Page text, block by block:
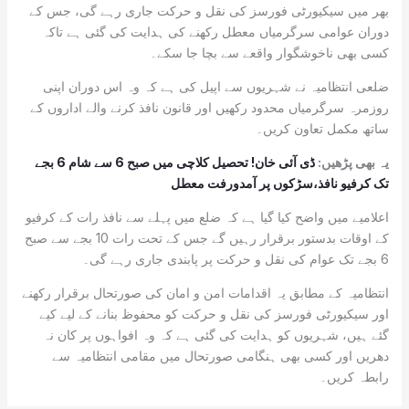
بھر میں سیکیورٹی فورسز کی نقل و حرکت جاری رہے گی، جس کے
دوران عوامی سرگرمیاں معطل رکھنے کی ہدایت کی گئی ہے تاکہ
کسی بھی ناخوشگوار واقعے سے بچا جا سکے۔
ضلعی انتظامیہ نے شہریوں سے اپیل کی ہے کہ وہ اس دوران اپنی
روزمرہ سرگرمیاں محدود رکھیں اور قانون نافذ کرنے والے اداروں کے
ساتھ مکمل تعاون کریں۔
یہ بھی پڑھیں:
ڈی آئی خان! تحصیل کلاچی میں صبح 6 سے شام 6 بجے
تک کرفیو نافذ،سڑکوں پر آمدورفت معطل
اعلامیے میں واضح کیا گیا ہے کہ ضلع میں پہلے سے نافذ رات کے کرفیو
کے اوقات بدستور برقرار رہیں گے جس کے تحت رات 10 بجے سے صبح
6 بجے تک عوام کی نقل و حرکت پر پابندی جاری رہے گی۔
انتظامیہ کے مطابق یہ اقدامات امن و امان کی صورتحال برقرار رکھنے
اور سیکیورٹی فورسز کی نقل و حرکت کو محفوظ بنانے کے لیے کیے
گئے ہیں، شہریوں کو ہدایت کی گئی ہے کہ وہ افواہوں پر کان نہ
دھریں اور کسی بھی ہنگامی صورتحال میں مقامی انتظامیہ سے
رابطہ کریں۔